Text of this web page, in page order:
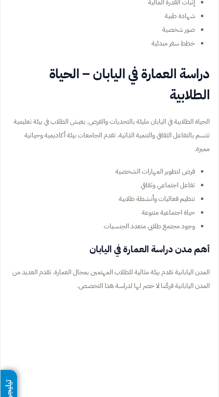
شهادة طبية
صور شخصية
خطط سفر مبدئية
دراسة العمارة في اليابان – الحياة
الطلابية
الحياة الطلابية في اليابان مليئة بالتحديات والفرص. يعيش الطلاب في بيئة تعليمية
تتسم بالتفاعل الثقافي والتنمية الذاتية. تقدم الجامعات بيئة أكاديمية وحياتية
مميزة.
فرص لتطوير المهارات الشخصية
تفاعل اجتماعي وثقافي
تنظيم فعاليات وأنشطة طلابية
حياة اجتماعية متنوعة
وجود مجتمع طلابي متعدد الجنسيات
أهم مدن دراسة العمارة في اليابان
المدن اليابانية تقدم بيئة مثالية للطلاب المهتمين بمجال العمارة. تقدم العديد من
المدن اليابانية فرصًا لا حصر لها لدراسة هذا التخصص.